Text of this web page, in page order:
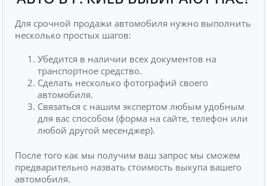
Для срочной продажи автомобиля нужно выполнить
несколько простых шагов:
Убедится в наличии всех документов на
транспортное средство.
Сделать несколько фотографий своего
автомобиля.
Связаться с нашим экспертом любым удобным
для вас способом (форма на сайте, телефон или
любой другой месенджер).
После того как мы получим ваш запрос мы сможем
предварительно назвать стоимость выкупа вашего
автомобиля.